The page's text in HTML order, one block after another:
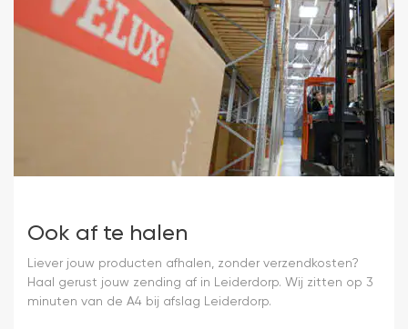
Ook af te halen
Liever jouw producten afhalen, zonder verzendkosten?
Haal gerust jouw zending af in Leiderdorp. Wij zitten op 3
minuten van de A4 bij afslag Leiderdorp.